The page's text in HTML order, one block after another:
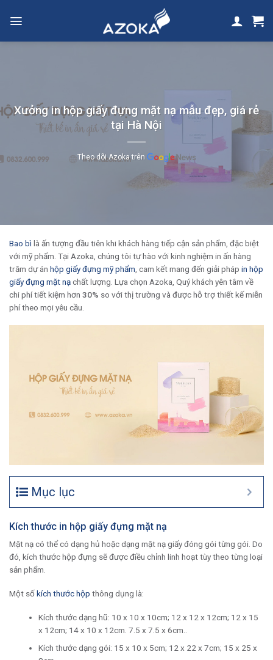
Xưởng in hộp giấy đựng mặt nạ mẫu đẹp, giá rẻ
tại Hà Nội
Theo dõi Azoka trên
Bao bì là ấn tượng đầu tiên khi khách hàng tiếp cận sản phẩm, đặc biệt
với mỹ phẩm. Tại Azoka, chúng tôi tự hào với kinh nghiệm in ấn hàng
trăm dự án hộp giấy đựng mỹ phẩm, cam kết mang đến giải pháp in hộp
giấy đựng mặt nạchất lượng. Lựa chọn Azoka, Quý khách yên tâm về
chi phí tiết kiệm hơn 30% so với thị trường và được hỗ trợ thiết kế miễn
phí theo mọi yêu cầu.
Mục lục
Kích thước in hộp giấy đựng mặt nạ
Mặt nạ có thể có dạng hủ hoặc dạng mặt nạ giấy đóng gói từng gói. Do
đó, kích thước hộp đựng sẽ được điều chỉnh linh hoạt tùy theo từng loại
sản phẩm.
Một sốkích thước hộp thông dụng là:
Kích thước dạng hũ: 10 x 10 x 10cm; 12 x 12 x 12cm; 12 x 15
x 12cm; 14 x 10 x 12cm. 7.5 x 7.5 x 6cm..
Kích thước dạng gói: 15 x 10 x 5cm; 12 x 22 x 7cm; 15 x 25 x